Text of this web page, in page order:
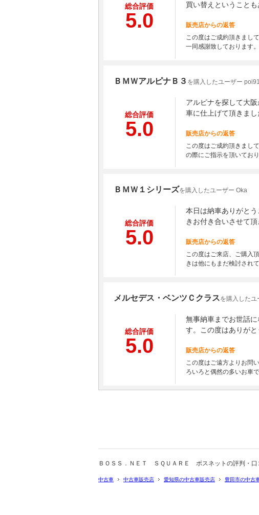
総合評価
5.0
買い替えということ
販売店からの返答
この度はご成約頂きまし
一同感謝致しております
ＢＭＷアルピナＢ３ を購入したユーザー poi91
総合評価
5.0
アルピナを探して大
車に仕上げて頂きま
販売店からの返答
この度はご成約頂きまし
の際にご指示を頂いてお
ＢＭＷ１シリーズを購入したユーザー Oka
総合評価
5.0
本日は納車ありがと
きお付き合いさせて
販売店からの返答
この度はご来店、ご購入
きは他にもまだ検討され
メルセデス・ベンツＣクラスを購入したユ
総合評価
5.0
無事納車までお世話
す。この度はありがと
販売店からの返答
この度はご遠方よりお問
ろいろと偶然の多いお車
ＢＯＳＳ．ＮＥＴ ＳＱＵＡＲＥ ボスネットの評判・口
中古車 中古車販売店 愛知県の中古車販売店 豊田市の中古